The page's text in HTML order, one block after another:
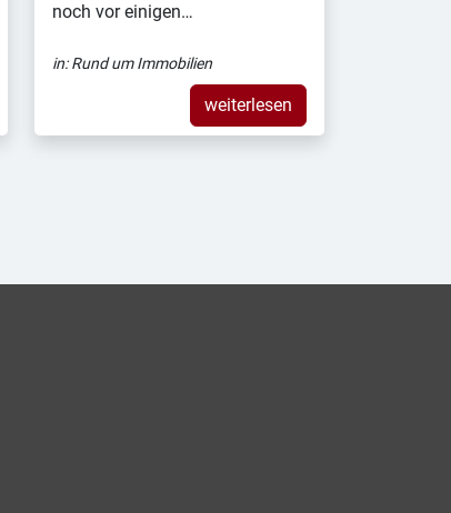
noch vor einigen…
in:Rund um Immobilien
weiterlesen